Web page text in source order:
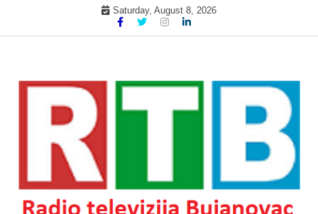
Saturday, August 8, 2026